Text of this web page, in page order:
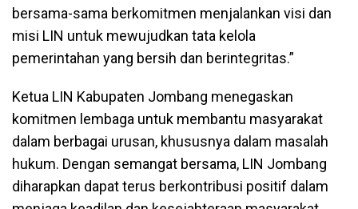
bersama-sama berkomitmen menjalankan visi dan
misi LIN untuk mewujudkan tata kelola
pemerintahan yang bersih dan berintegritas.”
Ketua LIN Kabupaten Jombang menegaskan
komitmen lembaga untuk membantu masyarakat
dalam berbagai urusan, khususnya dalam masalah
hukum. Dengan semangat bersama, LIN Jombang
diharapkan dapat terus berkontribusi positif dalam